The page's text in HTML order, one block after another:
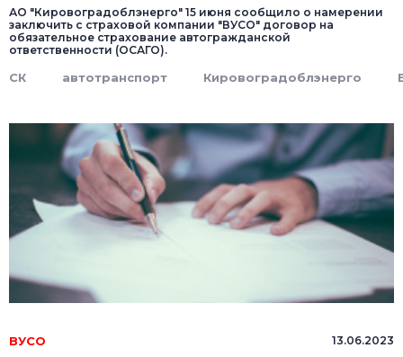
АО "Кировоградоблэнерго" 15 июня сообщило о намерении
заключить с страховой компании "ВУСО" договор на
обязательное страхование автогражданской
ответственности (ОСАГО).
СК автотранспорт Кировоградоблэнерго
ВУСО 13.06.2023